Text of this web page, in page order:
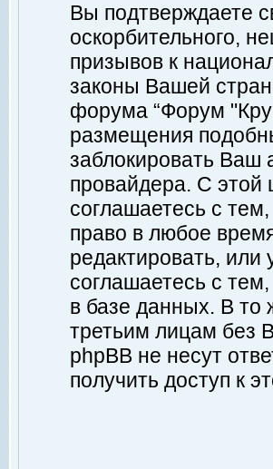
Вы подтверждаете
оскорбительного,
призывов к
законы Вашей
форума “Форум
размещения
заблокировать Ваш
провайдера. С
соглашаетесь с
право в любое
редактировать,
соглашаетесь с
в базе данных. В то
третьим лицам без
phpBB не несут
получить доступ к